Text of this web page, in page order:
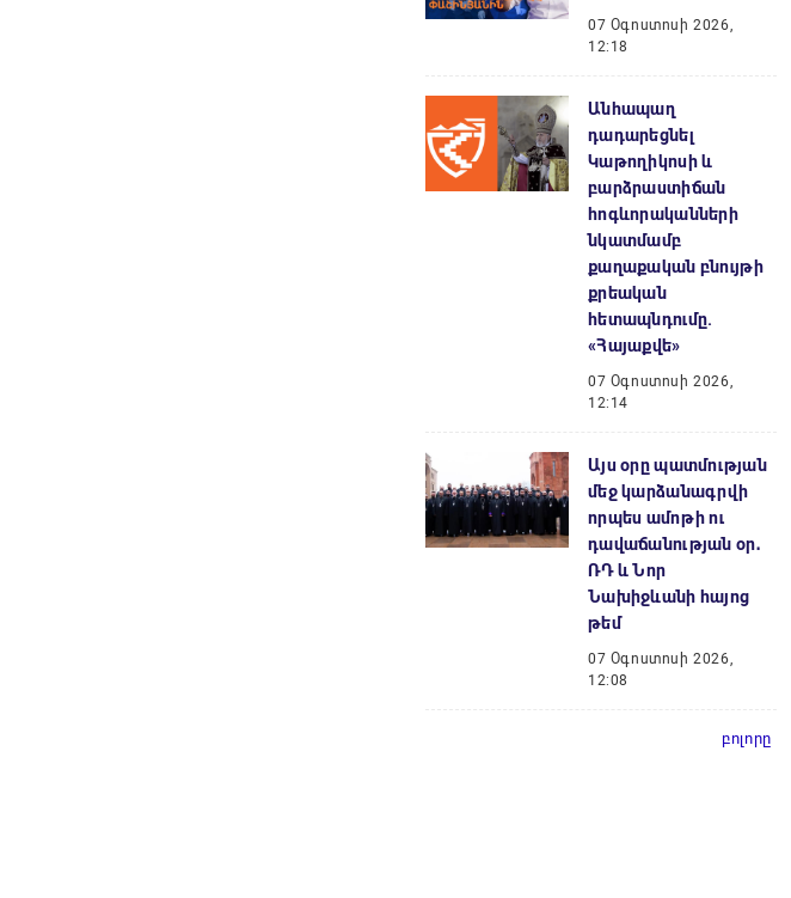
07 Օգոստոսի 2026,
12:18
Անհապաղ
դադարեցնել
Կաթողիկոսի և
բարձրաստիճան
հոգևորականների
նկատմամբ
քաղաքական բնույթի
քրեական
հետապնդումը.
«Հայաքվե»
07 Օգոստոսի 2026,
12:14
Այս օրը պատմության
մեջ կարձանագրվի
որպես ամոթի ու
դավաճանության օր․
ՌԴ և Նոր
Նախիջևանի հայոց
թեմ
07 Օգոստոսի 2026,
12:08
բոլորը